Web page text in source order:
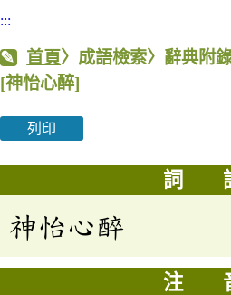
:::
首頁〉成語檢索〉辭典附
[神怡心醉]
列印
詞
神怡心醉
注